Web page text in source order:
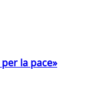
la pace»